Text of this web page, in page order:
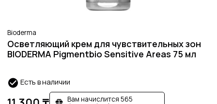
Bioderma
Осветляющий крем для чувствительных зон
BIODERMA Pigmentbio Sensitive Areas 75 мл
Есть в наличии
Вам начислится 565